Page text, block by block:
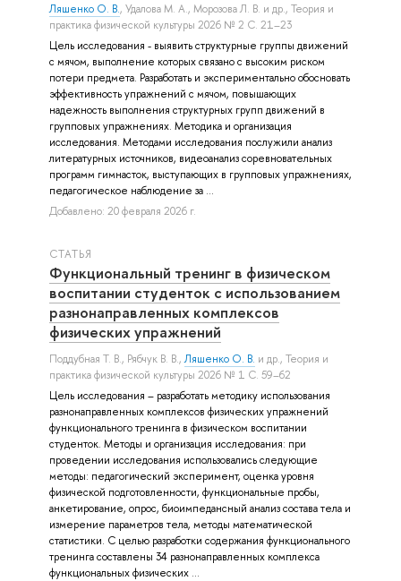
Ляшенко О. В., Удалова М. А., Морозова Л. В. и др., Теория и
практика физической культуры 2026 № 2 С. 21–23
Цель исследования - выявить структурные группы движений
с мячом, выполнение которых связано с высоким риском
потери предмета. Разработать и экспериментально обосновать
эффективность упражнений с мячом, повышающих
надежность выполнения структурных групп движений в
групповых упражнениях. Методика и организация
исследования. Методами исследования послужили анализ
литературных источников, видеоанализ соревновательных
программ гимнасток, выступающих в групповых упражнениях,
педагогическое наблюдение за ...
Добавлено: 20 февраля 2026 г.
СТАТЬЯ
Функциональный тренинг в физическом
воспитании студенток с использованием
разнонаправленных комплексов
физических упражнений
Поддубная Т. В., Рябчук В. В.,Ляшенко О. В. и др., Теория и
практика физической культуры 2026 № 1 С. 59–62
Цель исследования – разработать методику использования
разнонаправленных комплексов физических упражнений
функционального тренинга в физическом воспитании
студенток. Методы и организация исследования: при
проведении исследования использовались следующие
методы: педагогический эксперимент, оценка уровня
физической подготовленности, функциональные пробы,
анкетирование, опрос, биоимпедансный анализ состава тела и
измерение параметров тела, методы математической
статистики. С целью разработки содержания функционального
тренинга составлены 34 разнонаправленных комплекса
функциональных физических ...